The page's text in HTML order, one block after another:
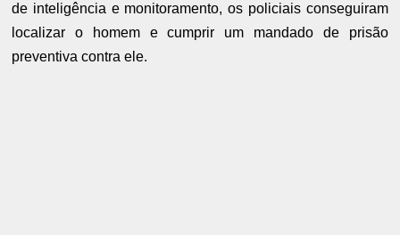
de inteligência e monitoramento, os policiais conseguiram
localizar o homem e cumprir um mandado de prisão
preventiva contra ele.